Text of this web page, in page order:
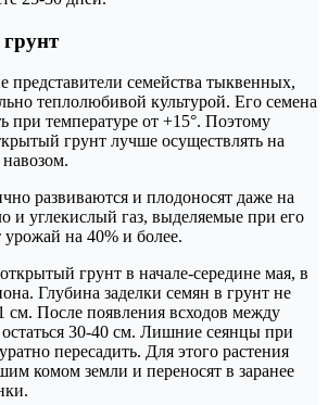
представители семейства тыквенных,
теплолюбивой культурой. Его семена
при температуре от +15°. Поэтому
грунт лучше осуществлять на
развиваются и плодоносят даже на
и углекислый газ, выделяемые при его
на 40% и более.
грунт в начале-середине мая, в
Глубина заделки семян в грунт не
см. После появления всходов между
30-40 см. Лишние сеянцы при
пересадить. Для этого растения
комом земли и переносят в заранее